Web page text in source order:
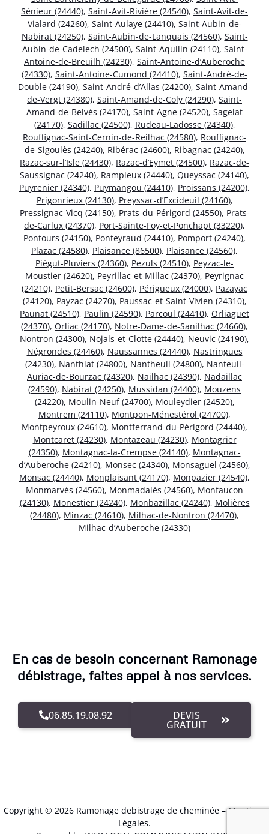
Sénieur (24440), Saint-Avit-Rivière (24540), Saint-Avit-de-
Vialard (24260), Saint-Aulaye (24410), Saint-Aubin-de-
Nabirat (24250), Saint-Aubin-de-Lanquais (24560), Saint-
Aubin-de-Cadelech (24500), Saint-Aquilin (24110), Saint-
Antoine-de-Breuilh (24230), Saint-Antoine-d’Auberoche
(24330), Saint-Antoine-Cumond (24410), Saint-André-de-
Double (24190), Saint-André-d’Allas (24200), Saint-Amand-
de-Vergt (24380), Saint-Amand-de-Coly (24290), Saint-
Amand-de-Belvès (24170), Saint-Agne (24520), Sagelat
(24170), Sadillac (24500), Rudeau-Ladosse (24340),
Rouffignac-Saint-Cernin-de-Reilhac (24580), Rouffignac-
de-Sigoulès (24240), Ribérac (24600), Ribagnac (24240),
Razac-sur-l’Isle (24430), Razac-d’Eymet (24500), Razac-de-
Saussignac (24240), Rampieux (24440), Queyssac (24140),
Puyrenier (24340), Puymangou (24410), Proissans (24200),
Prigonrieux (24130), Preyssac-d’Excideuil (24160),
Pressignac-Vicq (24150), Prats-du-Périgord (24550), Prats-
de-Carlux (24370), Port-Sainte-Foy-et-Ponchapt (33220),
Pontours (24150), Ponteyraud (24410), Pomport (24240),
Plazac (24580), Plaisance (86500), Plaisance (24560),
Piégut-Pluviers (24360), Pezuls (24510), Peyzac-le-
Moustier (24620), Peyrillac-et-Millac (24370), Peyrignac
(24210), Petit-Bersac (24600), Périgueux (24000), Pazayac
(24120), Payzac (24270), Paussac-et-Saint-Vivien (24310),
Paunat (24510), Paulin (24590), Parcoul (24410), Orliaguet
(24370), Orliac (24170), Notre-Dame-de-Sanilhac (24660),
Nontron (24300), Nojals-et-Clotte (24440), Neuvic (24190),
Négrondes (24460), Naussannes (24440), Nastringues
(24230), Nanthiat (24800), Nantheuil (24800), Nanteuil-
Auriac-de-Bourzac (24320), Nailhac (24390), Nadaillac
(24590), Nabirat (24250), Mussidan (24400), Mouzens
(24220), Moulin-Neuf (24700), Mouleydier (24520),
Montrem (24110), Montpon-Ménestérol (24700),
Montpeyroux (24610), Montferrand-du-Périgord (24440),
Montcaret (24230), Montazeau (24230), Montagrier
(24350), Montagnac-la-Crempse (24140), Montagnac-
d’Auberoche (24210), Monsec (24340), Monsaguel (24560),
Monsac (24440), Monplaisant (24170), Monpazier (24540),
Monmarvès (24560), Monmadalès (24560), Monfaucon
(24130), Monestier (24240), Monbazillac (24240), Molières
(24480), Minzac (24610), Milhac-de-Nontron (24470),
Milhac-d’Auberoche (24330)
En cas de besoin concernant Ramonage
débistrage, faites appel à nos services.
06.85.19.08.92 DEVIS
GRATUIT
Copyright © 2026 Ramonage debistrage de cheminée –Mentions
Légales.